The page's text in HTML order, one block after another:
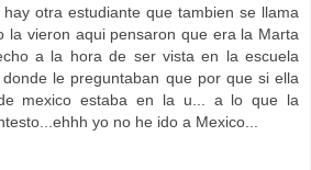
otra estudiante que tambien se llama
la vieron aqui pensaron que era la Marta
a la hora de ser vista en la escuela
le preguntaban que por que si ella
mexico estaba en la u... a lo que la
yo no he ido a Mexico...